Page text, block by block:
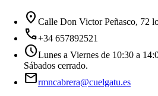
location_on Calle Don Victor Peñasco, 72
call+34 657892521
scheduleLunes a Viernes de 10:30 a
Sábados cerrado.
mailrmncabrera@cuelgatu.es